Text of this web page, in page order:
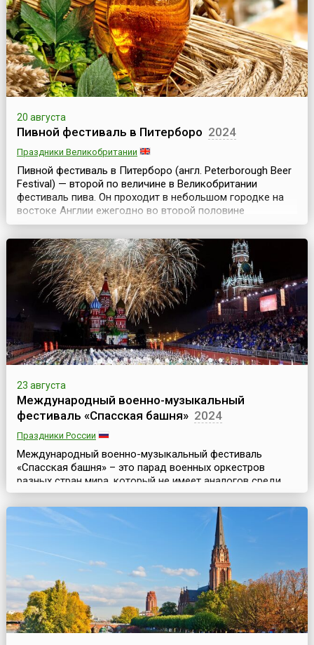
20 августа
Пивной фестиваль в Питерборо 2024
Праздники Великобритании
Пивной фестиваль в Питерборо (англ. Peterborough Beer
Festival) — второй по величине в Великобритании
фестиваль пива. Он проходит в небольшом городке на
востоке Англии ежегодно во второй половине
августа.На фестиваль съезжаются десятки тысяч
человек, так что население города увеличивается в
несколько раз, но ненадолго, потому что длится эта
радость для гурманов пива всего 5 дней. На фестив...
23 августа
Международный военно-музыкальный
фестиваль «Спасская башня» 2024
Праздники России
Международный военно-музыкальный фестиваль
«Спасская башня» – это парад военных оркестров
разных стран мира, который не имеет аналогов среди
других известных Military Tattoo (то есть парадов
военных оркестров) мирового уровня. Это
захватывающее дух музыкально-театрализованное
представление, где органично сочетаются разные
музыкальные направления (военная, классическая,
народная и эстрадная музыка)...